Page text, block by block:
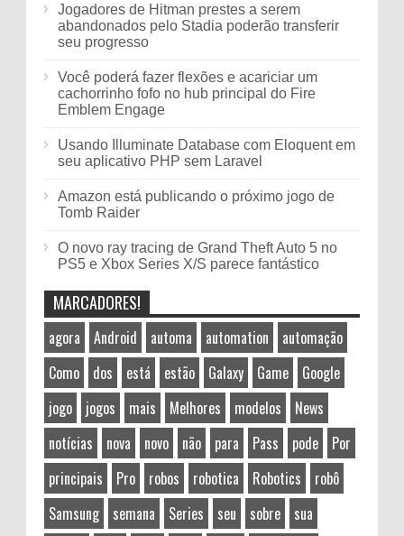
Jogadores de Hitman prestes a serem
abandonados pelo Stadia poderão transferir
seu progresso
Você poderá fazer flexões e acariciar um
cachorrinho fofo no hub principal do Fire
Emblem Engage
Usando Illuminate Database com Eloquent em
seu aplicativo PHP sem Laravel
Amazon está publicando o próximo jogo de
Tomb Raider
O novo ray tracing de Grand Theft Auto 5 no
PS5 e Xbox Series X/S parece fantástico
MARCADORES!
agora Android automa automation
automação
Como
dos está estão Galaxy Game
Google
jogo
jogos mais Melhores modelos
News
notícias
nova novo não para Pass pode
Por
principais
Pro robos robotica Robotics
robô
Samsung
semana Series seu sobre
sua